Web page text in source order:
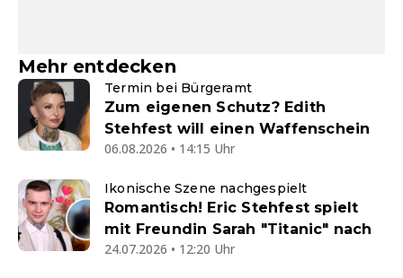
Mehr entdecken
Termin bei Bürgeramt
Zum eigenen Schutz? Edith
Stehfest will einen Waffenschein
06.08.2026 • 14:15 Uhr
Ikonische Szene nachgespielt
Romantisch! Eric Stehfest spielt
mit Freundin Sarah "Titanic" nach
24.07.2026 • 12:20 Uhr